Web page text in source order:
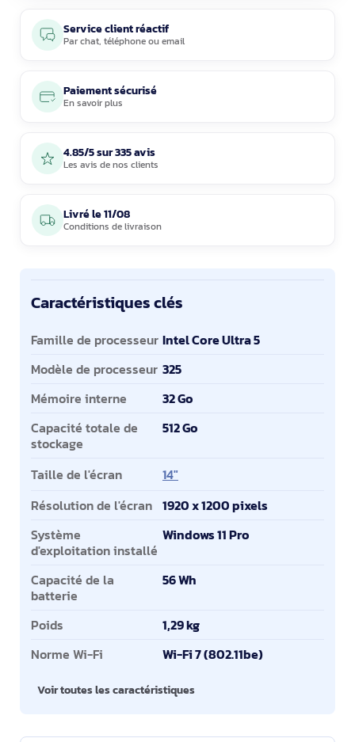
Service client réactif
Parchat, téléphoneouemail
Paiement sécurisé
En savoir plus
4.85/5 sur 335 avis
Les avis de nos clients
Livré le11/08
Conditions de livraison
Caractéristiques clés
Caractéristiques clés
Famille de processeur Intel Core Ultra 5
Modèle de processeur 325
Mémoire interne
32 Go
Capacité totale de
stockage
512 Go
Taille de l'écran
14"
Résolution de l'écran 1920 x 1200 pixels
Système
d'exploitation installé
Windows 11 Pro
Capacité de la
batterie
56 Wh
Poids
1,29 kg
Norme Wi-Fi
Wi-Fi 7 (802.11be)
Voir toutes les caractéristiques